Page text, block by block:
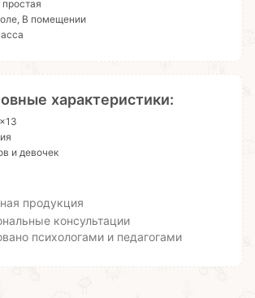
В помещении
характеристики:
и девочек
продукция
консультации
психологами и педагогами